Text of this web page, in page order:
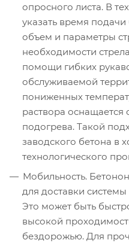
опросного листа. В
указать время
объем и параметры
необходимости
помощи гибких
обслуживаемой
пониженных
раствора
подогрева. Такой
заводского бетона в
технологического
Мобильность.
для доставки
Это может быть
высокой
бездорожью. Для